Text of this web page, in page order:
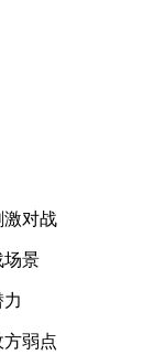
激对战
场景
弱点